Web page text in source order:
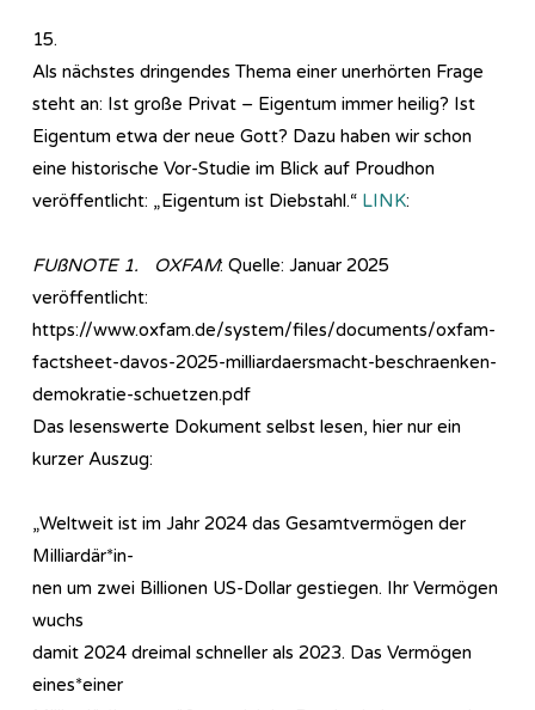
15.
Als nächstes dringendes Thema einer unerhörten Frage
steht an: Ist große Privat – Eigentum immer heilig? Ist
Eigentum etwa der neue Gott? Dazu haben wir schon
eine historische Vor-Studie im Blick auf Proudhon
veröffentlicht: „Eigentum ist Diebstahl.“ LINK:
FUßNOTE 1. OXFAM: Quelle: Januar 2025
veröffentlicht:
https://www.oxfam.de/system/files/documents/oxfam-
factsheet-davos-2025-milliardaersmacht-beschraenken-
demokratie-schuetzen.pdf
Das lesenswerte Dokument selbst lesen, hier nur ein
kurzer Auszug:
„Weltweit ist im Jahr 2024 das Gesamtvermögen der
Milliardär*in-
nen um zwei Billionen US-Dollar gestiegen. Ihr Vermögen
wuchs
damit 2024 dreimal schneller als 2023. Das Vermögen
eines*einer